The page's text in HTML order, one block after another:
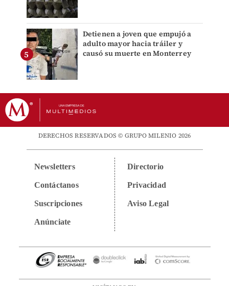
Detienen a joven que empujó a
adulto mayor hacia tráiler y
causó su muerte en Monterrey
DERECHOS RESERVADOS © GRUPO MILENIO 2026
Newsletters
Contáctanos
Suscripciones
Anúnciate
Directorio
Privacidad
Aviso Legal